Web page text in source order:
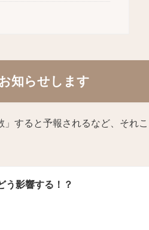
知らせします
すると予報されるなど、それこ
う影響する！？